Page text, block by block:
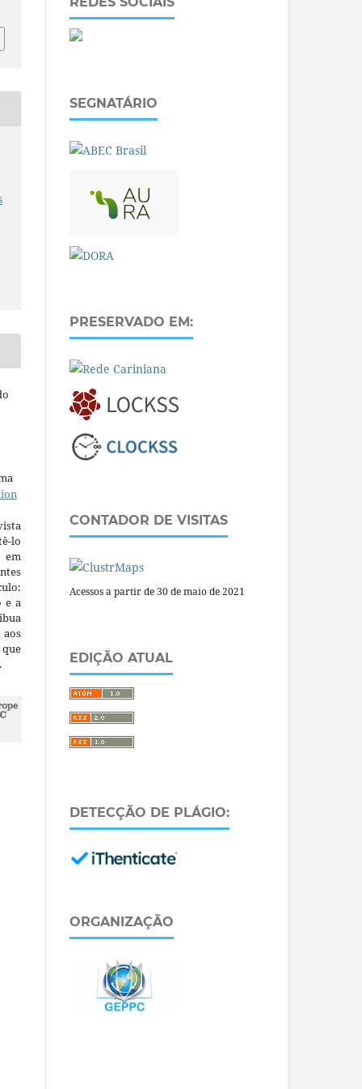
lo
em
e a
SEGNATÁRIO
PRESERVADO EM:
CONTADOR DE VISITAS
Acessos a partir de 30 de maio de 2021
EDIÇÃO ATUAL
DETECÇÃO DE PLÁGIO:
ORGANIZAÇÃO